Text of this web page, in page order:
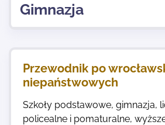
Najnowsze
Kontakt
Gimnazja
Przewodnik po
niepaństwowych
Szkoły podstawowe, gimnazja,
policealne i pomaturalne,